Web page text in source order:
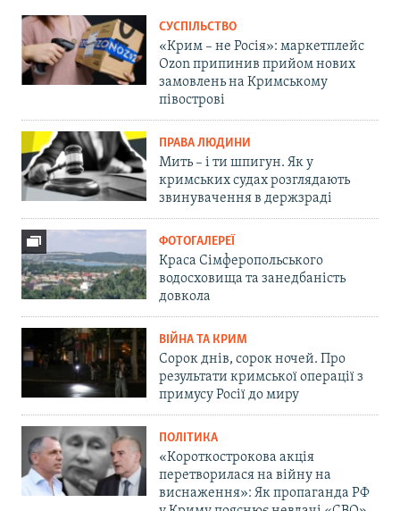
СУСПІЛЬСТВО
«Крим – не Росія»: маркетплейс
Ozon припинив прийом нових
замовлень на Кримському
півострові
ПРАВА ЛЮДИНИ
Мить – і ти шпигун. Як у
кримських судах розглядають
звинувачення в держзраді
ФОТОГАЛЕРЕЇ
Краса Сімферопольського
водосховища та занедбаність
довкола
ВІЙНА ТА КРИМ
Сорок днів, сорок ночей. Про
результати кримської операції з
примусу Росії до миру
ПОЛІТИКА
«Короткострокова акція
перетворилася на війну на
виснаження»: Як пропаганда РФ